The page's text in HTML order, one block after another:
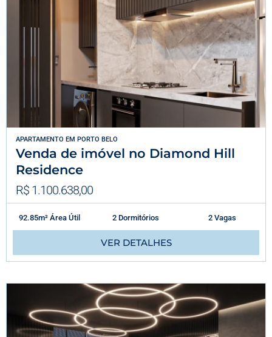
APARTAMENTO EM PORTO BELO
Venda de imóvel no Diamond Hill
Residence
R$ 1.100.638,00
92.85m² Área Útil 2 Dormitórios 2 Vagas
VER DETALHES